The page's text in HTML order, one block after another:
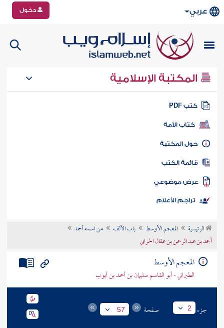
عربي دخول
المكتبة الإسلامية
كتب PDF
كتاب الأمة
المكتبة
الكتب
موضوعي
تراجم الأعلام
الرئيسية المعجم الأوسط باب الألف
من اسمه أحمد
أحمد بن عبد الرحمن بن عقال الحراني
المعجم الأوسط
الطبراني - أبو القاسم سليمان بن أحمد بن أيوب
جزء 2 صفحة 57